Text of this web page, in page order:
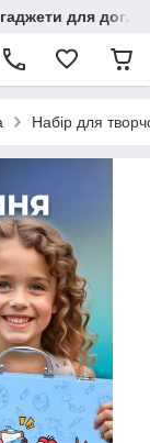
для
Набір для